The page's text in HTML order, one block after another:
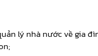
lý nhà nước về gia